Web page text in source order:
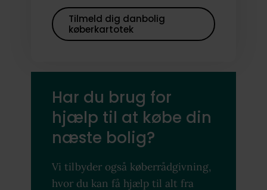
Tilmeld dig danbolig
køberkartotek
Har du brug for
hjælp til at købe din
næste bolig?
Vi tilbyder også køberrådgivning,
hvor du kan få hjælp til alt fra